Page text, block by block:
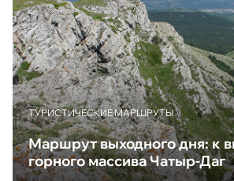
ТУРИСТИЧЕСКИЕ МАРШРУТЫ
Маршрут выходного дня: к
горного массива Чатыр-Даг